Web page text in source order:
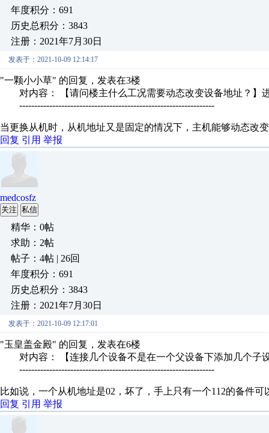
年度积分：691
历史总积分：3843
注册：2021年7月30日
发表于：2021-10-09 12:14:17
"一颗小小草" 的回复，发表在3楼
对内容： 【请问楼主什么工况需要动态改变设备地址？】
-----------------------------------------------------------------
当更换从机时，从机地址又是固定的情况下，主机能够动态改
回复 引用 举报
medcosfz
关注 私信
精华：0帖
求助：2帖
帖子：4帖 | 26回
年度积分：691
历史总积分：3843
注册：2021年7月30日
发表于：2021-10-09 12:17:01
"玉皇盖金殿" 的回复，发表在6楼
对内容： 【连接几个设备不是在一个父设备下添加几个子
-----------------------------------------------------------------
比如说，一个从机地址是02，坏了，手上只有一个112的备件
回复 引用 举报